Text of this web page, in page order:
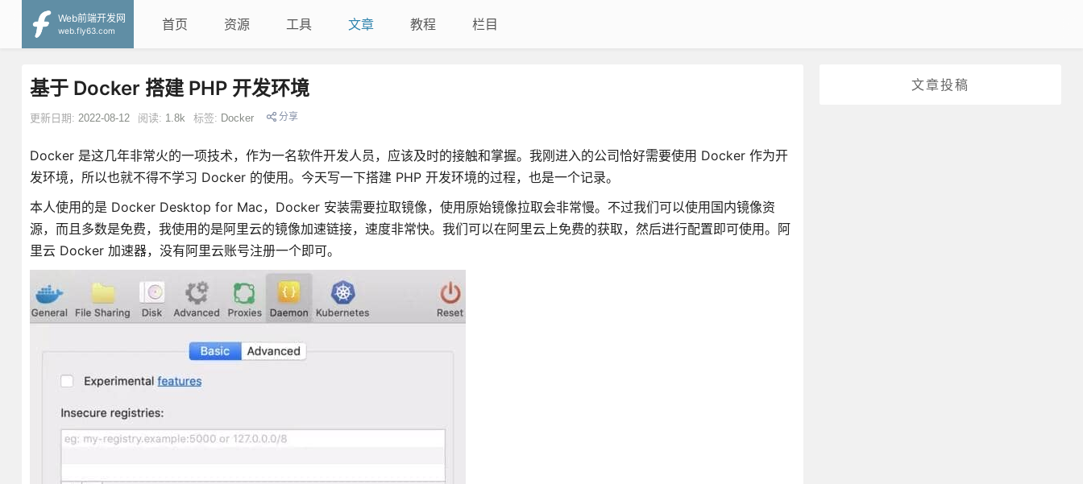
Web前端开发网
web.fly63.com
首页 资源 工具 文章 教程 栏目
文章投稿
基于 Docker 搭建 PHP 开发环境
更新日期: 2022-08-12 阅读: 1.8k 标签: Docker 分享
Docker 是这几年非常火的一项技术，作为一名软件开发人员，应该及时的接触和掌握。我刚进入的公司恰好需要使用 Docker 作为开
发环境，所以也就不得不学习 Docker 的使用。今天写一下搭建 PHP 开发环境的过程，也是一个记录。
本人使用的是 Docker Desktop for Mac，Docker 安装需要拉取镜像，使用原始镜像拉取会非常慢。不过我们可以使用国内镜像资
源，而且多数是免费，我使用的是阿里云的镜像加速链接，速度非常快。我们可以在阿里云上免费的获取，然后进行配置即可使用。阿
里云 Docker 加速器，没有阿里云账号注册一个即可。